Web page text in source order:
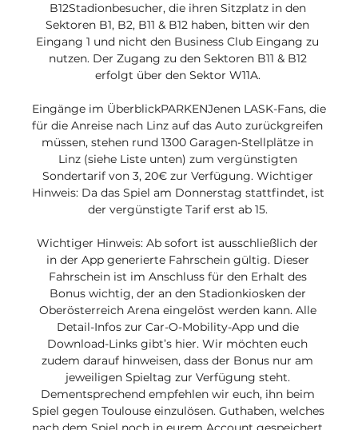
B12Stadionbesucher, die ihren Sitzplatz in den
Sektoren B1, B2, B11 & B12 haben, bitten wir den
Eingang 1 und nicht den Business Club Eingang zu
nutzen. Der Zugang zu den Sektoren B11 & B12
erfolgt über den Sektor W11A.
Eingänge im ÜberblickPARKENJenen LASK-Fans, die
für die Anreise nach Linz auf das Auto zurückgreifen
müssen, stehen rund 1300 Garagen-Stellplätze in
Linz (siehe Liste unten) zum vergünstigten
Sondertarif von 3, 20€ zur Verfügung. Wichtiger
Hinweis: Da das Spiel am Donnerstag stattfindet, ist
der vergünstigte Tarif erst ab 15.
Wichtiger Hinweis: Ab sofort ist ausschließlich der
in der App generierte Fahrschein gültig. Dieser
Fahrschein ist im Anschluss für den Erhalt des
Bonus wichtig, der an den Stadionkiosken der
Oberösterreich Arena eingelöst werden kann. Alle
Detail-Infos zur Car-O-Mobility-App und die
Download-Links gibt’s hier. Wir möchten euch
zudem darauf hinweisen, dass der Bonus nur am
jeweiligen Spieltag zur Verfügung steht.
Dementsprechend empfehlen wir euch, ihn beim
Spiel gegen Toulouse einzulösen. Guthaben, welches